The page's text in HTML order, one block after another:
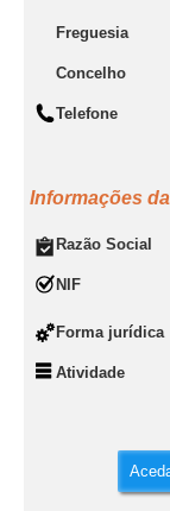
Freguesia
Concelho
Telefone
Informações
Razão Social
NIF
Forma jurídica
Atividade